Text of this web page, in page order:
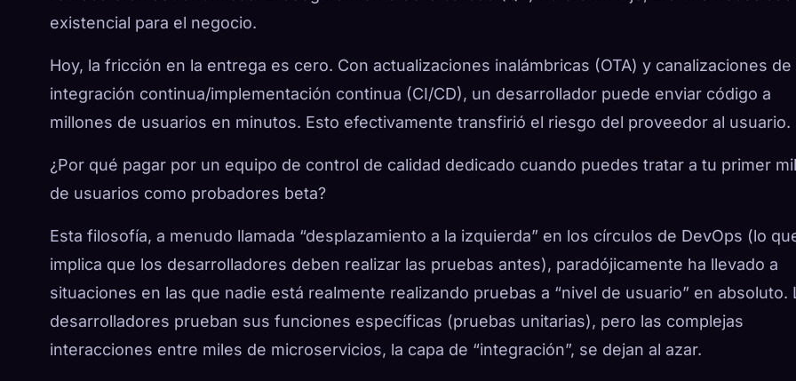
existencial para el negocio.
Hoy, la fricción en la entrega es cero. Con actualizaciones inalámbricas (OTA) y canalizaciones de
integración continua/implementación continua (CI/CD), un desarrollador puede enviar código a
millones de usuarios en minutos. Esto efectivamente transfirió el riesgo del proveedor al usuario.
¿Por qué pagar por un equipo de control de calidad dedicado cuando puedes tratar a tu primer
de usuarios como probadores beta?
Esta filosofía, a menudo llamada “desplazamiento a la izquierda” en los círculos de DevOps (lo
implica que los desarrolladores deben realizar las pruebas antes), paradójicamente ha llevado a
situaciones en las que nadie está realmente realizando pruebas a “nivel de usuario” en absoluto.
desarrolladores prueban sus funciones específicas (pruebas unitarias), pero las complejas
interacciones entre miles de microservicios, la capa de “integración”, se dejan al azar.